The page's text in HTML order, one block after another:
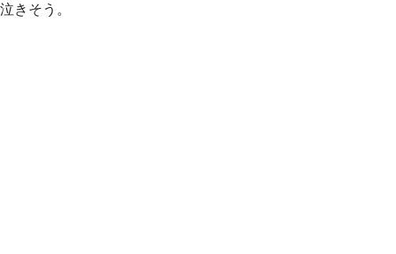
泣きそう。